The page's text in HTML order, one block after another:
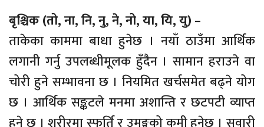
बृश्चिक (तो, ना, नि, नु, ने, नो, या, यि, यु) –
ताकेका काममा बाधा हुनेछ । नयाँ ठाउँमा आर्थिक
लगानी गर्नु उपलब्धीमूलक हुँदैन । सामान हराउने वा
चोरी हुने सम्भावना छ । नियमित खर्चसमेत बढ्ने योग
छ । आर्थिक सङ्कटले मनमा अशान्ति र छटपटी व्याप्त